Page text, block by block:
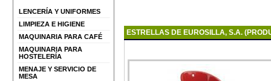
LENCERÍA Y UNIFORMES
LIMPIEZA E HIGIENE
MAQUINARIA PARA CAFÉ
MAQUINARIA PARA
HOSTELERÍA
MENAJE Y SERVICIO DE
MESA
ESTRELLAS DE EUROSILLA, S.A.